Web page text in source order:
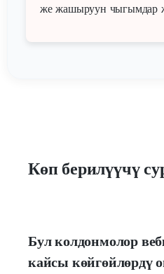
же жашыруун чыгымдар
Көп берилүүчү
Бул колдонмолор
кайсы көйгөйлөрдү